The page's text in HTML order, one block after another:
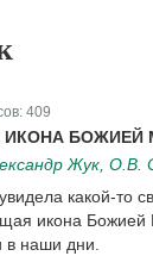
409
БОЖИЕЙ
Жук, О.В.
какой-то
икона
наши дни.